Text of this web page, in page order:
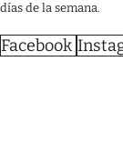
días de la semana.
Facebook